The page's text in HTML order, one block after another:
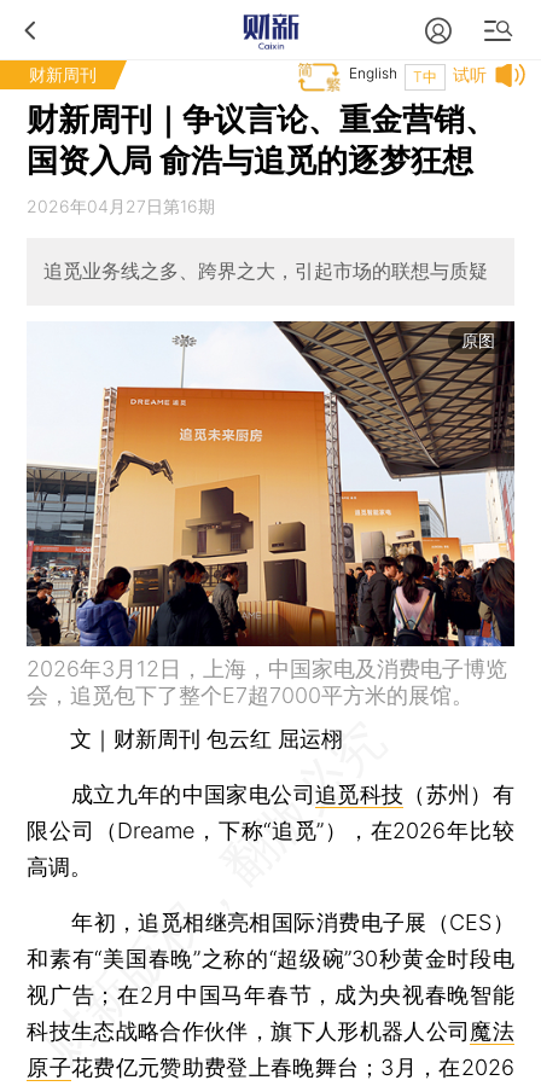
财新周刊 试听
T中
English
财新周刊｜争议言论、重金营销、
国资入局 俞浩与追觅的逐梦狂想
2026年04月27日第16期
追觅业务线之多、跨界之大，引起市场的联想与质疑
原图
2026年3月12日，上海，中国家电及消费电子博览
会，追觅包下了整个E7超7000平方米的展馆。
文｜财新周刊 包云红 屈运栩
成立九年的中国家电公司追觅科技 （苏州）有
限公司（Dreame，下称“追觅”），在2026年比较
高调。
年初，追觅相继亮相国际消费电子展（CES）
和素有“美国春晚”之称的“超级碗”30秒黄金时段电
视广告；在2月中国马年春节，成为央视春晚智能
科技生态战略合作伙伴，旗下人形机器人公司 魔法
原子花费亿元赞助费登上春晚舞台；3月，在2026